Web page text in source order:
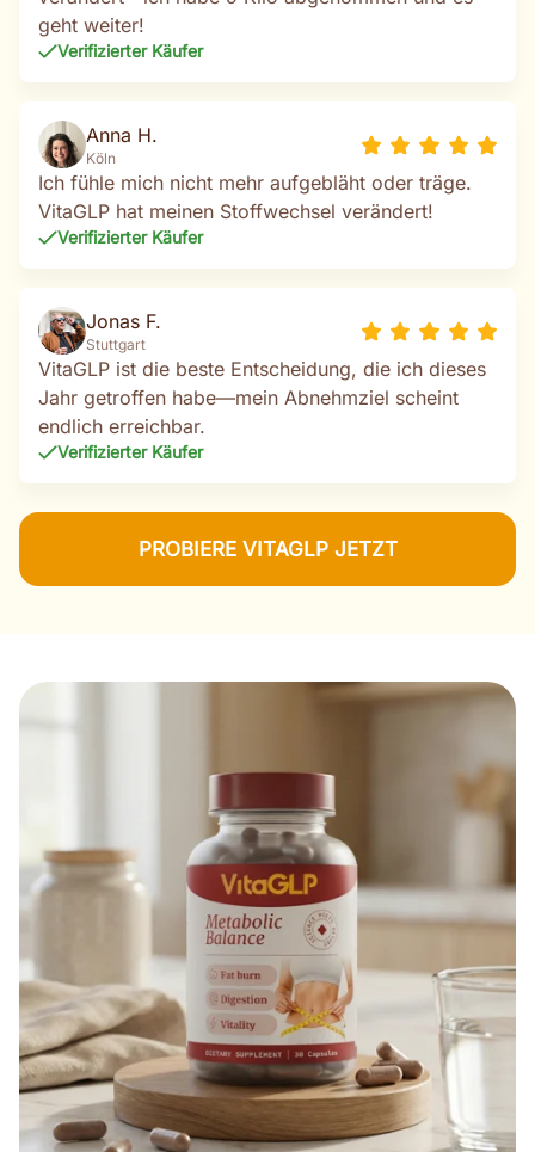
geht weiter!
Verifizierter Käufer
Anna H.
Köln
Ich fühle mich nicht mehr aufgebläht oder träge.
VitaGLP hat meinen Stoffwechsel verändert!
Verifizierter Käufer
Jonas F.
Stuttgart
VitaGLP ist die beste Entscheidung, die ich dieses
Jahr getroffen habe—mein Abnehmziel scheint
endlich erreichbar.
Verifizierter Käufer
PROBIERE VITAGLP JETZT